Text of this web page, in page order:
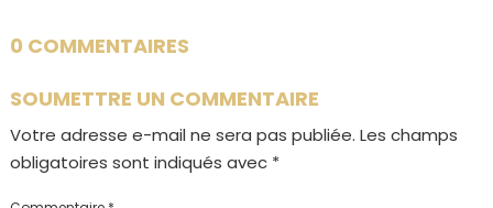
0 COMMENTAIRES
SOUMETTRE UN COMMENTAIRE
Votre adresse e-mail ne sera pas publiée. Les champs
obligatoires sont indiqués avec *